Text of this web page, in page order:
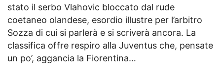
stato il serbo Vlahovic bloccato dal rude
coetaneo olandese, esordio illustre per l’arbitro
Sozza di cui si parlerà e si scriverà ancora. La
classifica offre respiro alla Juventus che, pensate
un po’, aggancia la Fiorentina…